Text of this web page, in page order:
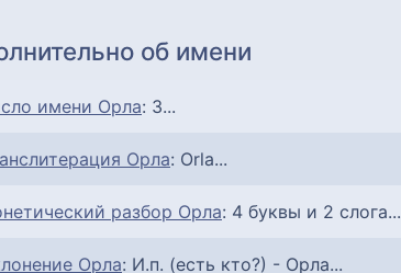
об имени
имени Орла: 3...
Орла: Orla...
разбор Орла: 4 буквы и 2 слога...
Орла: И.п. (есть кто?) - Орла...